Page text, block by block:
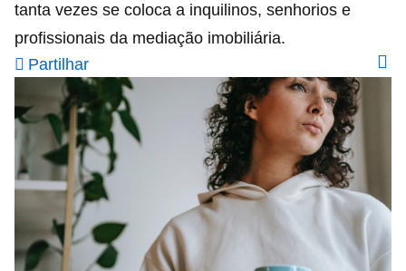
tanta vezes se coloca a inquilinos, senhorios e
profissionais da mediação imobiliária.
Partilhar